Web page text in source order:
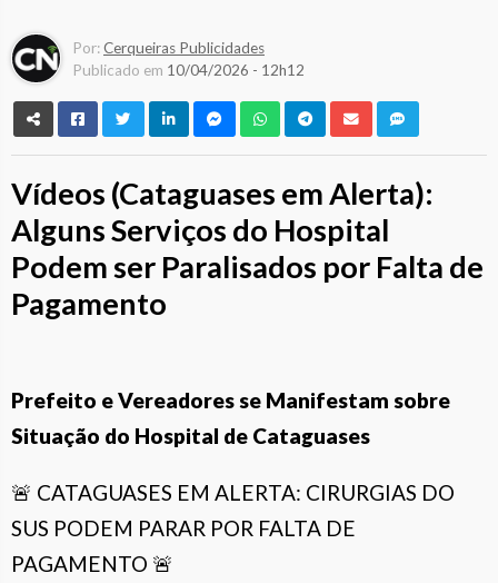
Por:Cerqueiras Publicidades
Publicado em 10/04/2026 - 12h12
Vídeos (Cataguases em Alerta):
Alguns Serviços do Hospital
Podem ser Paralisados por Falta de
Pagamento
Prefeito e Vereadores se Manifestam sobre
Situação do Hospital de Cataguases
🚨 CATAGUASES EM ALERTA: CIRURGIAS DO
SUS PODEM PARAR POR FALTA DE
PAGAMENTO 🚨